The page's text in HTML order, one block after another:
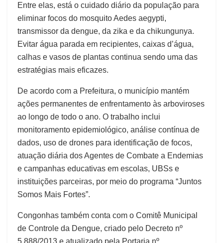
Entre elas, está o cuidado diário da população para
eliminar focos do mosquito Aedes aegypti,
transmissor da dengue, da zika e da chikungunya.
Evitar água parada em recipientes, caixas d’água,
calhas e vasos de plantas continua sendo uma das
estratégias mais eficazes.
De acordo com a Prefeitura, o município mantém
ações permanentes de enfrentamento às arboviroses
ao longo de todo o ano. O trabalho inclui
monitoramento epidemiológico, análise contínua de
dados, uso de drones para identificação de focos,
atuação diária dos Agentes de Combate a Endemias
e campanhas educativas em escolas, UBSs e
instituições parceiras, por meio do programa “Juntos
Somos Mais Fortes”.
Congonhas também conta com o Comitê Municipal
de Controle da Dengue, criado pelo Decreto nº
5.888/2013 e atualizado pela Portaria nº